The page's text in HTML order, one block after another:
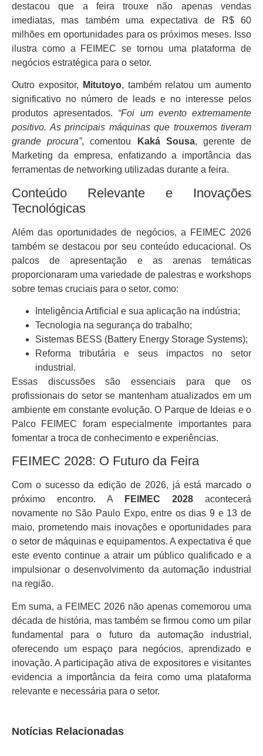
destacou que a feira trouxe não apenas vendas
imediatas, mas também uma expectativa de R$ 60
milhões em oportunidades para os próximos meses. Isso
ilustra como a FEIMEC se tornou uma plataforma de
negócios estratégica para o setor.
Outro expositor, Mitutoyo, também relatou um aumento
significativo no número de leads e no interesse pelos
produtos apresentados. “Foi um evento extremamente
positivo. As principais máquinas que trouxemos tiveram
grande procura”, comentou Kaká Sousa, gerente de
Marketing da empresa, enfatizando a importância das
ferramentas de networking utilizadas durante a feira.
Conteúdo Relevante e Inovações
Tecnológicas
Além das oportunidades de negócios, a FEIMEC 2026
também se destacou por seu conteúdo educacional. Os
palcos de apresentação e as arenas temáticas
proporcionaram uma variedade de palestras e workshops
sobre temas cruciais para o setor, como:
Inteligência Artificial e sua aplicação na indústria;
Tecnologia na segurança do trabalho;
Sistemas BESS (Battery Energy Storage Systems);
Reforma tributária e seus impactos no setor
industrial.
Essas discussões são essenciais para que os
profissionais do setor se mantenham atualizados em um
ambiente em constante evolução. O Parque de Ideias e o
Palco FEIMEC foram especialmente importantes para
fomentar a troca de conhecimento e experiências.
FEIMEC 2028: O Futuro da Feira
Com o sucesso da edição de 2026, já está marcado o
próximo encontro. A
FEIMEC 2028 acontecerá
novamente no São Paulo Expo, entre os dias 9 e 13 de
maio, prometendo mais inovações e oportunidades para
o setor de máquinas e equipamentos. A expectativa é que
este evento continue a atrair um público qualificado e a
impulsionar o desenvolvimento da automação industrial
na região.
Em suma, a FEIMEC 2026 não apenas comemorou uma
década de história, mas também se firmou como um pilar
fundamental para o futuro da automação industrial,
oferecendo um espaço para negócios, aprendizado e
inovação. A participação ativa de expositores e visitantes
evidencia a importância da feira como uma plataforma
relevante e necessária para o setor.
Notícias Relacionadas